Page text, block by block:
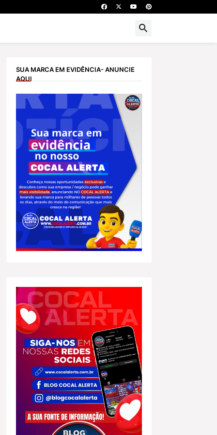
SUA MARCA EM EVIDÊNCIA- ANUNCIE
AQUI